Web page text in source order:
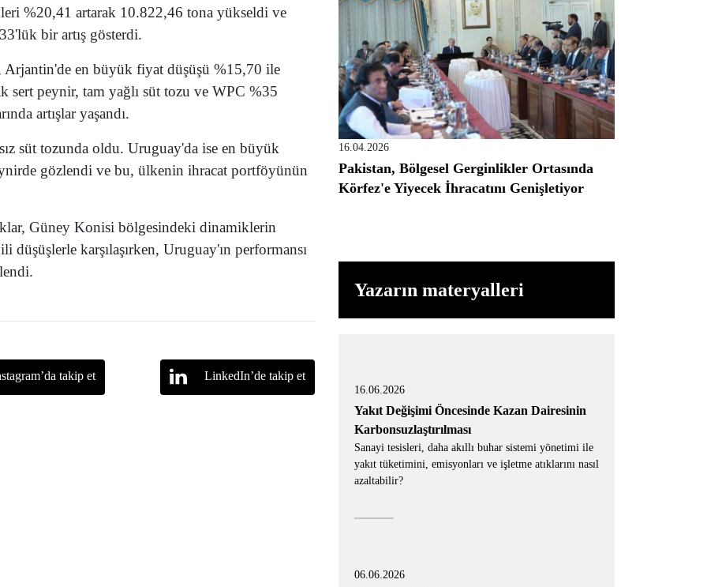
%20,41 artarak 10.822,46 tona yükseldi ve
bir artış gösterdi.
Arjantin'de en büyük fiyat düşüşü %15,70 ile
sert peynir, tam yağlı süt tozu ve WPC %35
artışlar yaşandı.
süt tozunda oldu. Uruguay'da ise en büyük
gözlendi ve bu, ülkenin ihracat portföyünün
Güney Konisi bölgesindeki dinamiklerin
karşılaşırken, Uruguay'ın performansı
takip et LinkedIn’de takip et
16.04.2026
Pakistan, Bölgesel Gerginlikler Ortasında
Körfez'e Yiyecek İhracatını Genişletiyor
Yazarın materyalleri
16.06.2026
Yakıt Değişimi Öncesinde Kazan Dairesinin
Karbonsuzlaştırılması
Sanayi tesisleri, daha akıllı buhar sistemi yönetimi ile
yakıt tüketimini, emisyonları ve işletme atıklarını nasıl
azaltabilir?
06.06.2026